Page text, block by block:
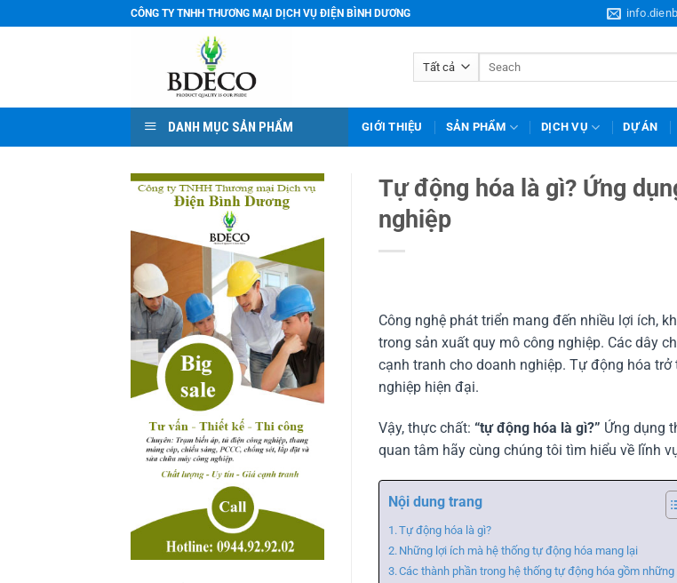
qua
CÔNG TY TNHH THƯƠNG MẠI DỊCH VỤ ĐIỆN BÌNH DƯƠNG
DANH MỤC SẢN PHẨM GIỚI THIỆU SẢN PHẨM DỊCH VỤ DỰ ÁN
Tự động hóa là gì? Ứng
nghiệp
Công nghệ phát triển mang đến nhiều lợi ích,
trong sản xuất quy mô công nghiệp. Các dây
cạnh tranh cho doanh nghiệp. Tự động hóa
nghiệp hiện đại.
Vậy, thực chất: “tự động hóa là gì?” Ứng dụng
quan tâm hãy cùng chúng tôi tìm hiểu về lĩnh
Nội dung trang
Tự động hóa là gì?
Những lợi ích mà hệ thống tự động hóa mang lại
Các thành phần trong hệ thống tự động hóa gồm những